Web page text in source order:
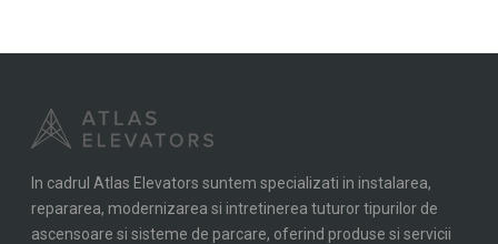
In cadrul Atlas Elevators suntem specializati in instalarea,
repararea, modernizarea si intretinerea tuturor tipurilor de
ascensoare si sisteme de parcare, oferind produse si servicii